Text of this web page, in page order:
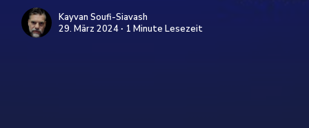
Kayvan Soufi-Siavash
29. März 2024 ∙ 1 Minute Lesezeit